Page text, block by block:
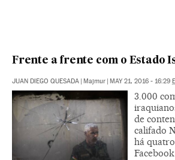
Frente a frente com o Estado
JUAN DIEGO QUESADA Majmur MAY 21, 2016 - 16:29
3.000
de
califado
há